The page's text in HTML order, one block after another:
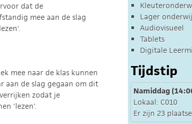
dat de
mee aan de slag
mee naar de klas kunnen
aan de slag gegaan om dit
zodat je
'lezen'.
Lager
Audiovisueel
Tablets
Digitale
Tijdstip
Namiddag
Lokaal: C010
Er zijn 23